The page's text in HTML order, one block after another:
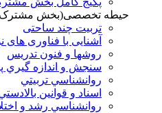
حیطه تخصصی(بخش مشترک
تربیت چند ساحتی
آشنایی با فناوری
روشها و فنون تدريس
سنجش و اندازه گيري
روانشناسي تربيتي
اسناد و قوانين
روانشناسي رشد و